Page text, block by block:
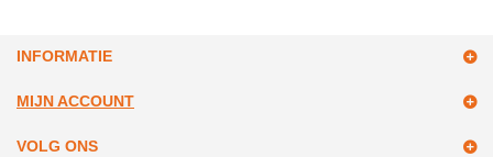
INFORMATIE
MIJN ACCOUNT
VOLG ONS